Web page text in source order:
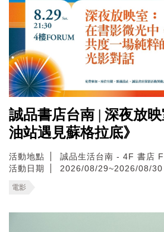
誠品書店台南 | 深夜放
油站遇見蘇格拉底》
活動地點
誠品生活台南 - 4F 書店
活動日期
2026/08/29~2026/08/30
電影